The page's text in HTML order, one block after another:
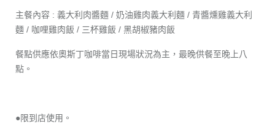
主餐內容 : 義大利肉醬麵 / 奶油雞肉義大利麵 / 青醬燻雞義大利
麵 / 咖哩雞肉飯 / 三杯雞飯 / 黑胡椒豬肉飯
餐點供應依奧斯丁咖啡當日現場狀況為主，最晚供餐至晚上八
點。
●限到店使用。